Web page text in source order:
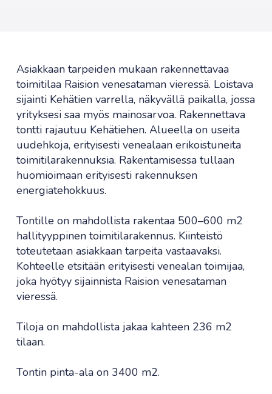
Asiakkaan tarpeiden mukaan rakennettavaa
toimitilaa Raision venesataman vieressä. Loistava
sijainti Kehätien varrella, näkyvällä paikalla, jossa
yrityksesi saa myös mainosarvoa. Rakennettava
tontti rajautuu Kehätiehen. Alueella on useita
uudehkoja, erityisesti venealaan erikoistuneita
toimitilarakennuksia. Rakentamisessa tullaan
huomioimaan erityisesti rakennuksen
energiatehokkuus.
Tontille on mahdollista rakentaa 500–600 m2
hallityyppinen toimitilarakennus. Kiinteistö
toteutetaan asiakkaan tarpeita vastaavaksi.
Kohteelle etsitään erityisesti venealan toimijaa,
joka hyötyy sijainnista Raision venesataman
vieressä.
Tiloja on mahdollista jakaa kahteen 236 m2
tilaan.
Tontin pinta-ala on 3400 m2.